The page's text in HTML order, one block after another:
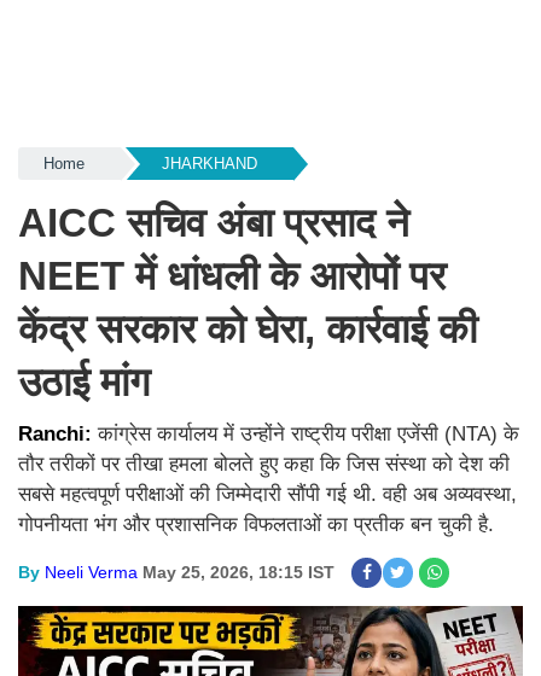
Home JHARKHAND
AICC सचिव अंबा प्रसाद ने
NEET में धांधली के आरोपों पर
केंद्र सरकार को घेरा, कार्रवाई की
उठाई मांग
Ranchi:कांग्रेस कार्यालय में उन्होंने राष्ट्रीय परीक्षा एजेंसी (NTA) के
तौर तरीकों पर तीखा हमला बोलते हुए कहा कि जिस संस्था को देश की
सबसे महत्वपूर्ण परीक्षाओं की जिम्मेदारी सौंपी गई थी. वही अब अव्यवस्था,
गोपनीयता भंग और प्रशासनिक विफलताओं का प्रतीक बन चुकी है.
By Neeli Verma May 25, 2026, 18:15 IST